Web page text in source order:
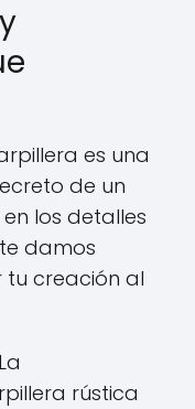
es una
de un
los detalles
damos
creación al
La
rústica